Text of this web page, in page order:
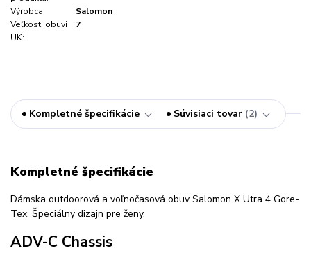
Výrobca:
Salomon
Veľkosti obuvi
UK:
7
Kompletné špecifikácie Súvisiaci tovar 2
Kompletné špecifikácie
Dámska outdoorová a voľnočasová obuv Salomon X Utra 4 Gore-
Tex. Špeciálny dizajn pre ženy.
ADV-C Chassis